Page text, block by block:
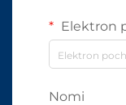
Elektron
Nomi